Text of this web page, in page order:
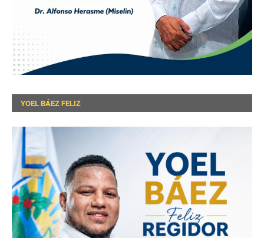
YOEL BÁEZ FELIZ